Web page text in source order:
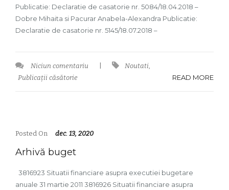
Publicatie: Declaratie de casatorie nr. 5084/18.04.2018 –
Dobre Mihaita si Pacurar Anabela-Alexandra Publicatie:
Declaratie de casatorie nr. 5145/18.07.2018 –
Niciun comentariu Noutati,
Publicații căsătorie
READ MORE
Posted On dec. 13, 2020
Arhivă buget
3816923 Situatii financiare asupra executiei bugetare
anuale 31 martie 2011 3816926 Situatii financiare asupra